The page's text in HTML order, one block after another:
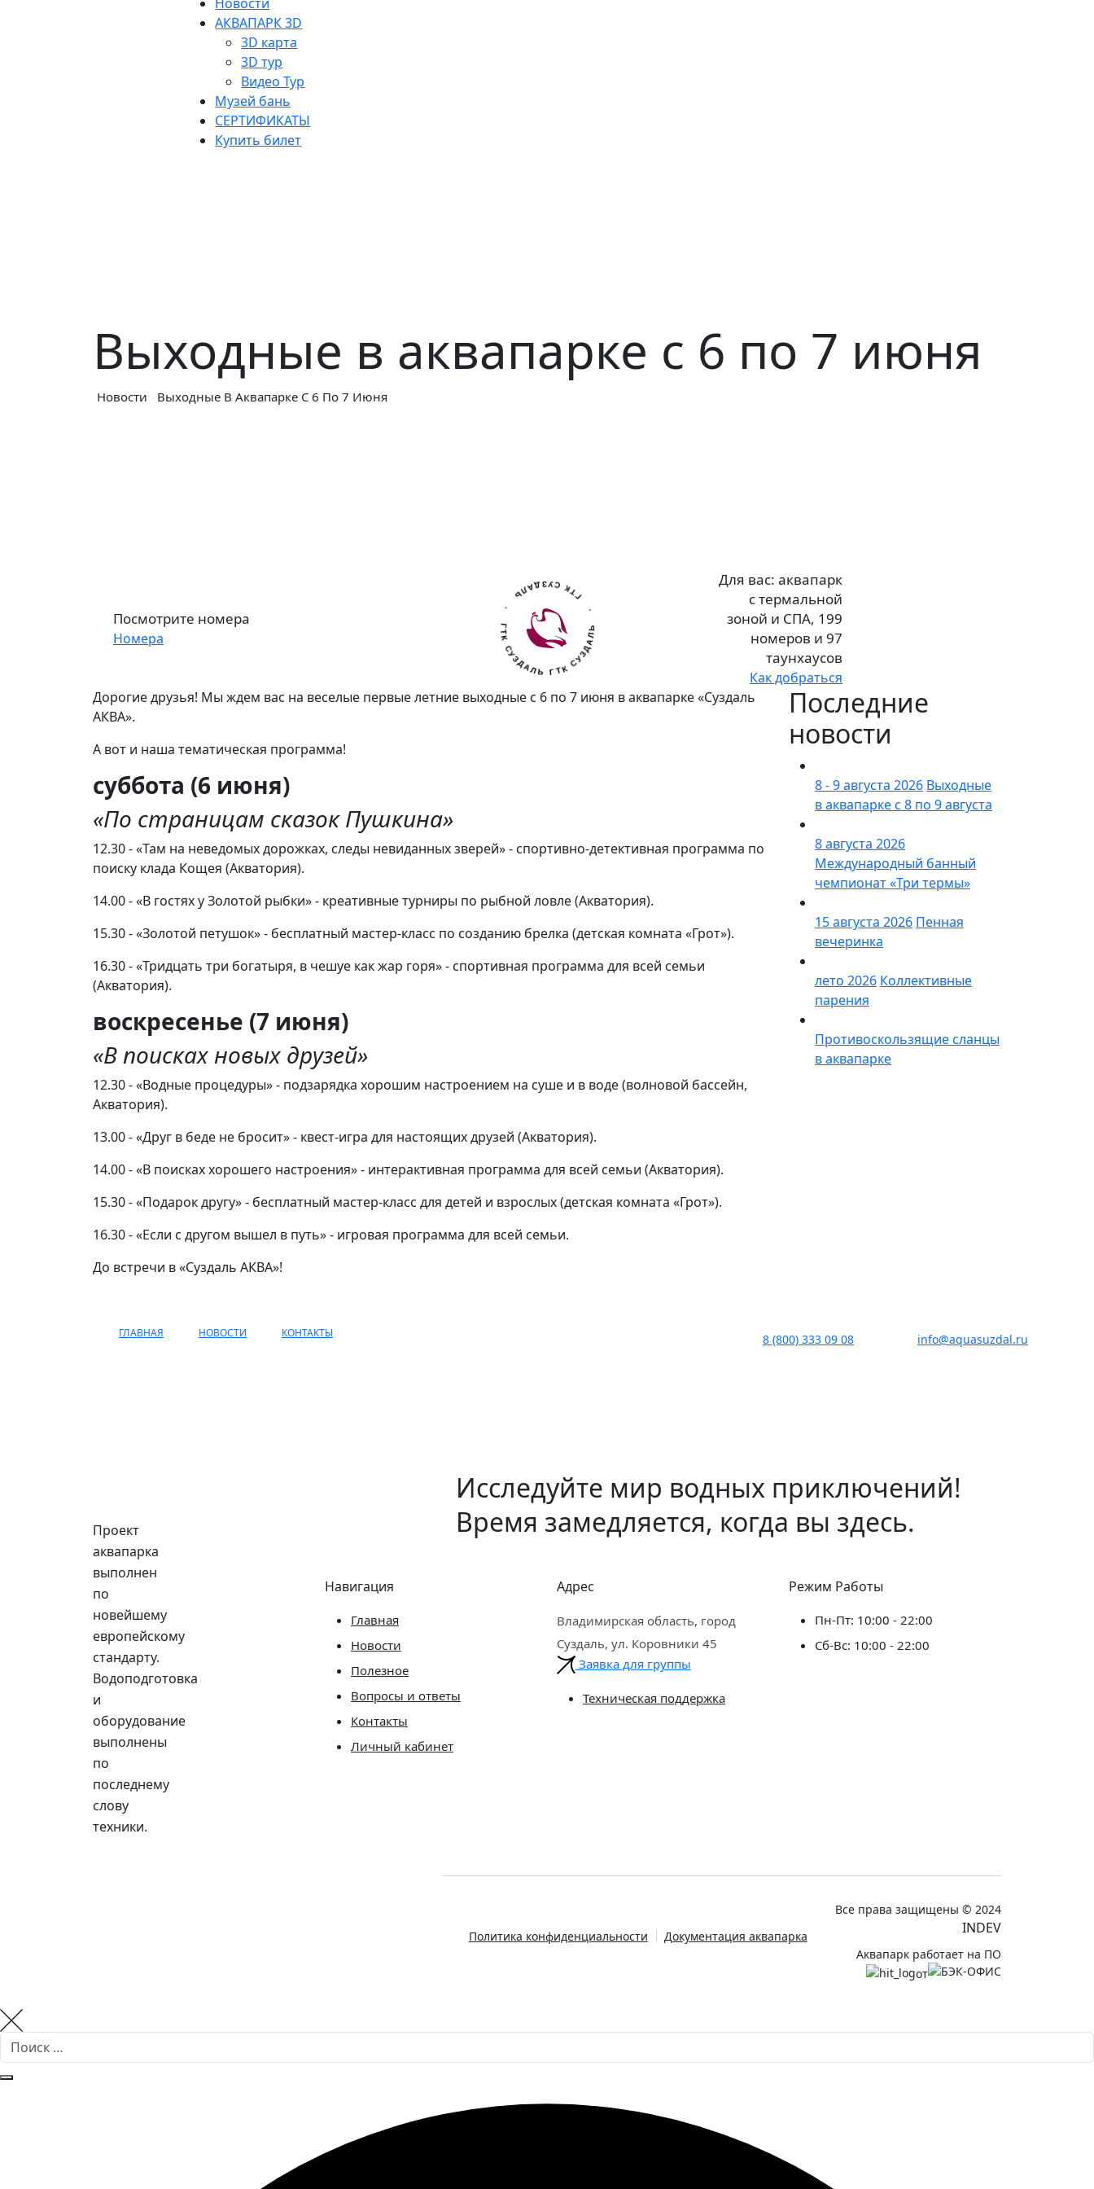
АКВАПАРК 3D
3D карта
3D тур
Видео Тур
Музей бань
СЕРТИФИКАТЫ
Купить билет
Выходные в аквапарке с 6 по 7 июня
Новости Выходные В Аквапарке С 6 По 7 Июня
Посмотрите номера
Номера ГТК СУЗДАЛЬ . ГТК СУЗДАЛЬ . ГТК СУЗДАЛЬ .
Для вас: аквапарк
с термальной
зоной и СПА, 199
номеров и 97
таунхаусов
Как добраться
Дорогие друзья! Мы ждем вас на веселые первые летние выходные с 6 по 7 июня в аквапарке «Суздаль
АКВА».
А вот и наша тематическая программа!
суббота (6 июня)
«По страницам сказок Пушкина»
12.30 - «Там на неведомых дорожках, следы невиданных зверей» - спортивно-детективная программа по
поиску клада Кощея (Акватория).
14.00 - «В гостях у Золотой рыбки» - креативные турниры по рыбной ловле (Акватория).
15.30 - «Золотой петушок» - бесплатный мастер-класс по созданию брелка (детская комната «Грот»).
16.30 - «Тридцать три богатыря, в чешуе как жар горя» - спортивная программа для всей семьи
(Акватория).
воскресенье (7 июня)
«В поисках новых друзей»
12.30 - «Водные процедуры» - подзарядка хорошим настроением на суше и в воде (волновой бассейн,
Акватория).
13.00 - «Друг в беде не бросит» - квест-игра для настоящих друзей (Акватория).
14.00 - «В поисках хорошего настроения» - интерактивная программа для всей семьи (Акватория).
15.30 - «Подарок другу» - бесплатный мастер-класс для детей и взрослых (детская комната «Грот»).
16.30 - «Если с другом вышел в путь» - игровая программа для всей семьи.
До встречи в «Суздаль АКВА»!
Последние
новости
8 - 9 августа 2026 Выходные
в аквапарке с 8 по 9 августа
8 августа 2026
Международный банный
чемпионат «Три термы»
15 августа 2026 Пенная
вечеринка
лето 2026 Коллективные
парения
Противоскользящие сланцы
в аквапарке
ГЛАВНАЯ НОВОСТИ КОНТАКТЫ 8 (800) 333 09 08 info@aquasuzdal.ru
Исследуйте мир водных приключений!
Время замедляется, когда вы здесь.
Проект
аквапарка
выполнен
по
новейшему
европейскому
стандарту.
Водоподготовка
и
оборудование
выполнены
по
последнему
слову
техники.
Навигация
Главная
Новости
Полезное
Вопросы и ответы
Контакты
Личный кабинет
Адрес
Владимирская область, город
Суздаль, ул. Коровники 45
Заявка для группы
Техническая поддержка
Режим Работы
Пн-Пт: 10:00 - 22:00
Сб-Вс: 10:00 - 22:00
Все права защищены © 2024
INDEV
Аквапарк работает на ПО
от
Политика конфиденциальности Документация аквапарка